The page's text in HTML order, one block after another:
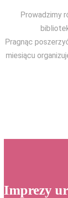
Prowadzimy
Pragnąc
miesiącu
Imprezy